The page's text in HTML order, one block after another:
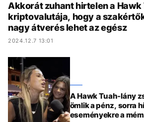
Akkorát zuhant hirtelen a
kriptovalutája, hogy a
nagy átverés lehet az egész
2024.12.7 13:01
A Hawk Tuah-lány
ömlik a pénz, sorra
eseményekre a